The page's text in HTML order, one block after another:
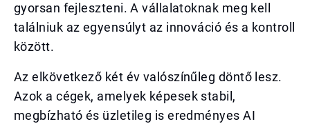
gyorsan fejleszteni. A vállalatoknak meg kell
találniuk az egyensúlyt az innováció és a kontroll
között.
Az elkövetkező két év valószínűleg döntő lesz.
Azok a cégek, amelyek képesek stabil,
megbízható és üzletileg is eredményes AI